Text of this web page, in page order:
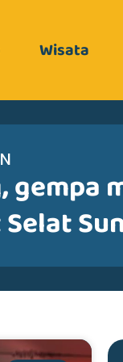
Wisata
,gempa